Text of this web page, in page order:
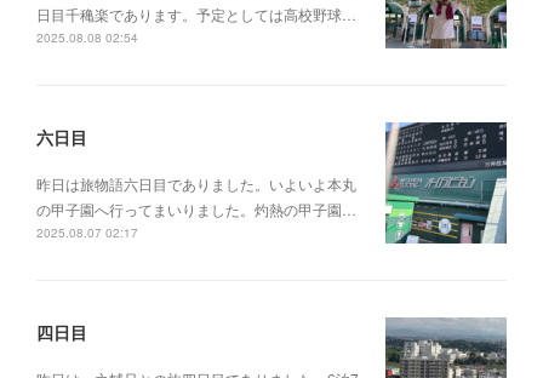
日目千穐楽であります。予定としては高校野球…
2025.08.08 02:54
六日目
昨日は旅物語六日目でありました。いよいよ本丸
の甲子園へ行ってまいりました。灼熱の甲子園…
2025.08.07 02:17
四日目